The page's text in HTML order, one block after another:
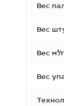
Вес
Вес
Вес м²/
Вес